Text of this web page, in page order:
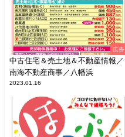
広告
中古住宅＆売土地＆不動産情報／
南海不動産商事／八幡浜
2023.01.16